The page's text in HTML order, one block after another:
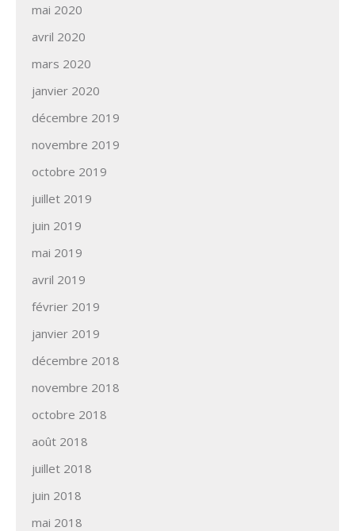
mai 2020
avril 2020
mars 2020
janvier 2020
décembre 2019
novembre 2019
octobre 2019
juillet 2019
juin 2019
mai 2019
avril 2019
février 2019
janvier 2019
décembre 2018
novembre 2018
octobre 2018
août 2018
juillet 2018
juin 2018
mai 2018